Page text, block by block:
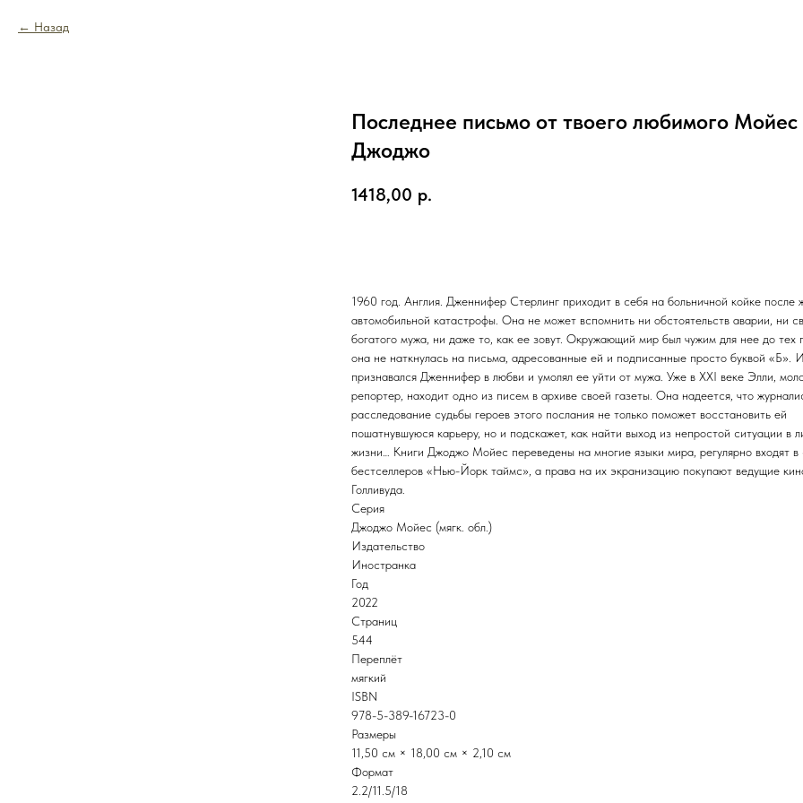
Назад
Последнее письмо от твоего любимого Мойес
Джоджо
1418,00 р.
1960 год. Англия. Дженнифер Стерлинг приходит в себя на больничной койке после
автомобильной катастрофы. Она не может вспомнить ни обстоятельств аварии, ни
богатого мужа, ни даже то, как ее зовут. Окружающий мир был чужим для нее до тех
она не наткнулась на письма, адресованные ей и подписанные просто буквой «Б».
признавался Дженнифер в любви и умолял ее уйти от мужа. Уже в XXI веке Элли,
репортер, находит одно из писем в архиве своей газеты. Она надеется, что
расследование судьбы героев этого послания не только поможет восстановить ей
пошатнувшуюся карьеру, но и подскажет, как найти выход из непростой ситуации в
жизни… Книги Джоджо Мойес переведены на многие языки мира, регулярно входят в
бестселлеров «Нью-Йорк таймс», а права на их экранизацию покупают ведущие
Голливуда.
Серия
Джоджо Мойес (мягк. обл.)
Издательство
Иностранка
Год
2022
Страниц
544
Переплёт
мягкий
ISBN
978-5-389-16723-0
Размеры
11,50 см × 18,00 см × 2,10 см
Формат
2.2/11.5/18